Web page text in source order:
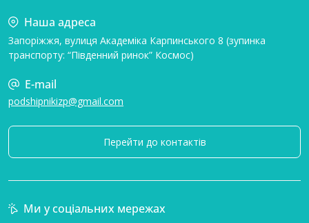
Наша адреса
Запоріжжя, вулиця Академіка Карпинського 8 (зупинка
транспорту: “Південний ринок” Космос)
E-mail
podshipnikizp@gmail.com
Перейти до контактів
Ми у соціальних мережах